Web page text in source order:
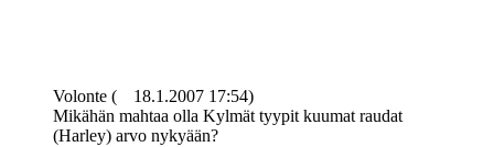
Volonte (
18.1.2007 17:54)
Mikähän mahtaa olla Kylmät tyypit kuumat raudat
(Harley) arvo nykyään?